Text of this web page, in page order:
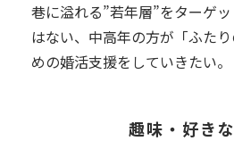
巷に溢れる”若年層”をターゲ
はない、中高年の方が「ふた
めの婚活支援をしていきたい。
趣味・好き